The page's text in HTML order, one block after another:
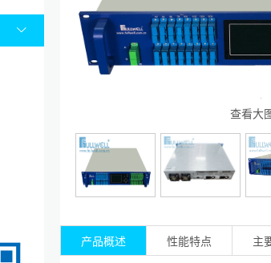

查看大
产品概述 性能特点 主